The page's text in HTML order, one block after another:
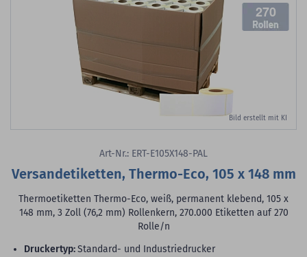
270
Bild erstellt mit KI
Art-Nr.: ERT-E105X148-PAL
Versandetiketten, Thermo-Eco, 105 x 148 mm
Thermoetiketten Thermo-Eco, weiß, permanent klebend, 105 x
148 mm, 3 Zoll (76,2 mm) Rollenkern, 270.000 Etiketten auf 270
Rolle/n
Druckertyp:Standard- und Industriedrucker